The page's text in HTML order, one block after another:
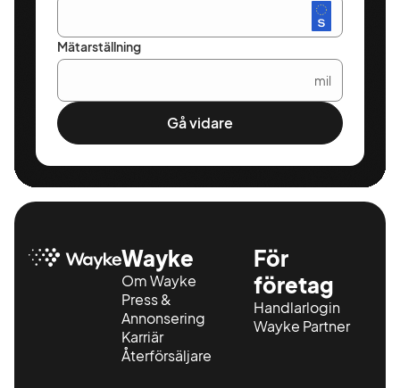
Mätarställning
mil
Gå vidare
Wayke
Om Wayke
Press &
Annonsering
Karriär
Återförsäljare
För
företag
Handlarlogin
Wayke Partner